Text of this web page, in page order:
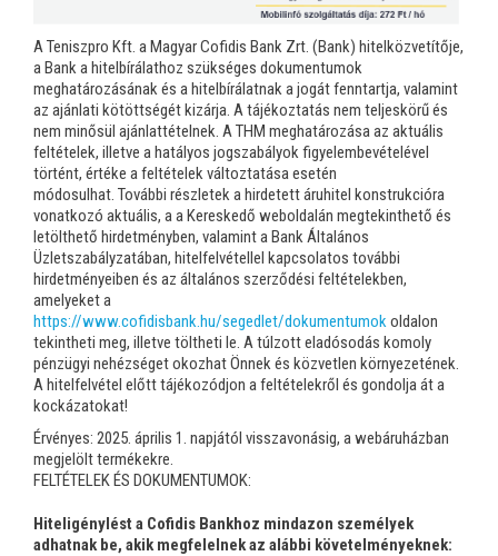
A Teniszpro Kft. a Magyar Cofidis Bank Zrt. (Bank) hitelközvetítője,
a Bank a hitelbírálathoz szükséges dokumentumok
meghatározásának és a hitelbírálatnak a jogát fenntartja, valamint
az ajánlati kötöttségét kizárja. A tájékoztatás nem teljeskörű és
nem minősül ajánlattételnek. A THM meghatározása az aktuális
feltételek, illetve a hatályos jogszabályok figyelembevételével
történt, értéke a feltételek változtatása esetén
módosulhat. További részletek a hirdetett áruhitel konstrukcióra
vonatkozó aktuális, a a Kereskedő weboldalán megtekinthető és
letölthető hirdetményben, valamint a Bank Általános
Üzletszabályzatában, hitelfelvétellel kapcsolatos további
hirdetményeiben és az általános szerződési feltételekben,
amelyeket a
https://www.cofidisbank.hu/segedlet/dokumentumokoldalon
tekintheti meg, illetve töltheti le. A túlzott eladósodás komoly
pénzügyi nehézséget okozhat Önnek és közvetlen környezetének.
A hitelfelvétel előtt tájékozódjon a feltételekről és gondolja át a
kockázatokat!
Érvényes: 2025. április 1. napjától visszavonásig, a webáruházban
megjelölt termékekre.
FELTÉTELEK ÉS DOKUMENTUMOK:
Hiteligénylést a Cofidis Bankhoz mindazon személyek
adhatnak be, akik megfelelnek az alábbi követelményeknek: